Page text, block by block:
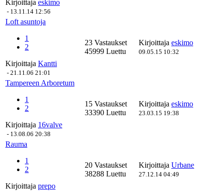
Kirjoittaja eskimo
- 13.11.14 12:56
Loft asuntoja
1
2
Kirjoittaja Kantti
- 21.11.06 21:01
23 Vastaukset
45999 Luettu
Kirjoittaja eskimo
09.05.15 10:32
Tampereen Arboretum
1
2
Kirjoittaja 16valve
- 13.08.06 20:38
15 Vastaukset
33390 Luettu
Kirjoittaja eskimo
23.03.15 19:38
Rauma
1
2
Kirjoittaja prepo
20 Vastaukset
38288 Luettu
Kirjoittaja Urbane
27.12.14 04:49